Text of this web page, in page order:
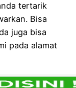
tertarik
Bisa
juga bisa
pada alamat